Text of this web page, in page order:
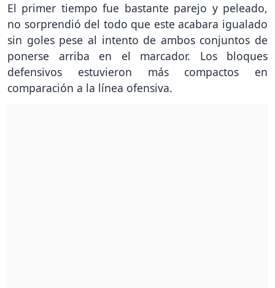
El primer tiempo fue bastante parejo y peleado,
no sorprendió del todo que este acabara igualado
sin goles pese al intento de ambos conjuntos de
ponerse arriba en el marcador. Los bloques
defensivos estuvieron más compactos en
comparación a la línea ofensiva.